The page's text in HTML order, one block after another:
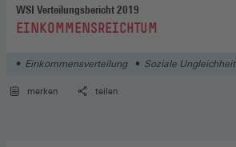
WSI Verteilungsbericht 2019
:EINKOMMENSREICHTUM
Einkommensverteilung Soziale Ungleichheit
merken teilen